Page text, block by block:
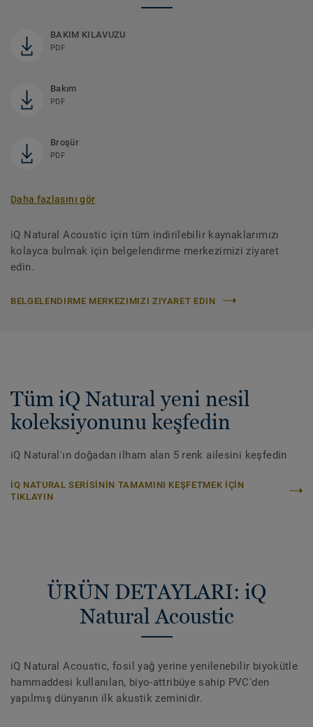
BAKIM KILAVUZU
PDF
Bakım
PDF
Broşür
PDF
Daha fazlasını gör
iQ Natural Acoustic için tüm indirilebilir kaynaklarımızı
kolayca bulmak için belgelendirme merkezimizi ziyaret
edin.
BELGELENDIRME MERKEZIMIZI ZIYARET EDIN
Tüm iQ Natural yeni nesil
koleksiyonunu keşfedin
iQ Natural'ın doğadan ilham alan 5 renk ailesini keşfedin
IQ NATURAL SERISININ TAMAMINI KEŞFETMEK IÇIN
TIKLAYIN
ÜRÜN DETAYLARI: iQ
Natural Acoustic
iQ Natural Acoustic, fosil yağ yerine yenilenebilir biyokütle
hammaddesi kullanılan, biyo-attribüye sahip PVC'den
yapılmış dünyanın ilk akustik zeminidir.